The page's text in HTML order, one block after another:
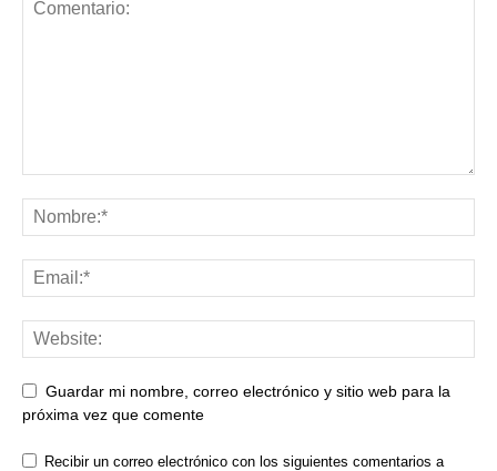
Guardar mi nombre, correo electrónico y sitio web para la
próxima vez que comente
Recibir un correo electrónico con los siguientes comentarios a